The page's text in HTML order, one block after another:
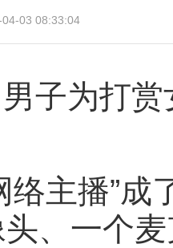
04-03 08:33:04
男子为打
络主播”
、一个